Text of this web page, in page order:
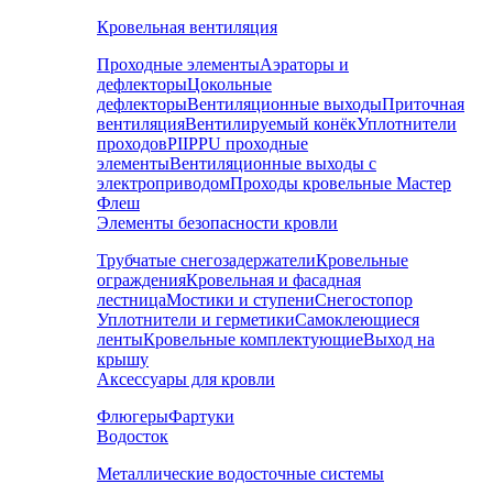
Кровельная вентиляция
Проходные элементыАэраторы и
дефлекторыЦокольные
дефлекторыВентиляционные выходыПриточная
вентиляцияВентилируемый конёкУплотнители
проходовPIIPPU проходные
элементыВентиляционные выходы с
электроприводомПроходы кровельные Мастер
Флеш
Элементы безопасности кровли
Трубчатые снегозадержателиКровельные
огражденияКровельная и фасадная
лестницаМостики и ступениСнегостопор
Уплотнители и герметикиСамоклеющиеся
лентыКровельные комплектующиеВыход на
крышу
Аксессуары для кровли
ФлюгерыФартуки
Водосток
Металлические водосточные системы